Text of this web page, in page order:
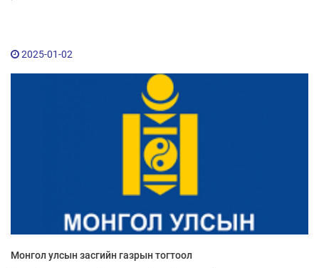
2025-01-02
Монгол улсын засгийн газрын тогтоол